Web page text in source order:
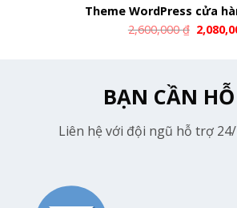
Theme WordPress cửa
2,600,000₫
BẠN CẦN
Liên hệ với đội ngũ hỗ trợ